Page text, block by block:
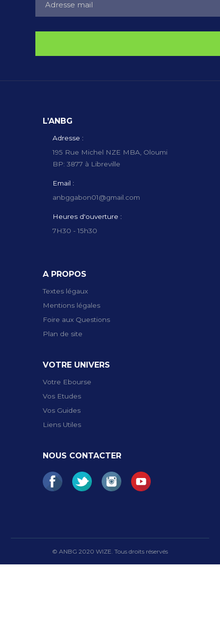
L’ANBG
Adresse :
195 Rue Michel NZE MBA, Oloumi
BP: 3877 à Libreville
Email :
anbggabon01@gmail.com
Heures d'ouverture :
7H30 - 15h30
A PROPOS
Textes légaux
Mentions légales
Foire aux Questions
Plan de site
VOTRE UNIVERS
Votre Ebourse
Vos Etudes
Vos Guides
Liens Utiles
NOUS CONTACTER
© ANBG 2020 WIZE. Tous droits réservés